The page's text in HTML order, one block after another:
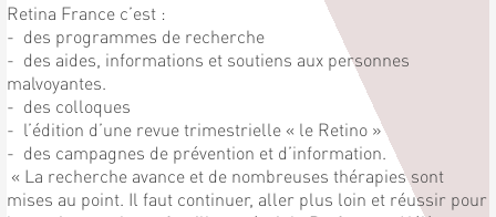
Retina France c’est :
- des programmes de recherche
- des aides, informations et soutiens aux personnes
malvoyantes.
- des colloques
- l’édition d’une revue trimestrielle « le Retino »
- des campagnes de prévention et d’information.
« La recherche avance et de nombreuses thérapies sont
mises au point. Il faut continuer, aller plus loin et réussir pour